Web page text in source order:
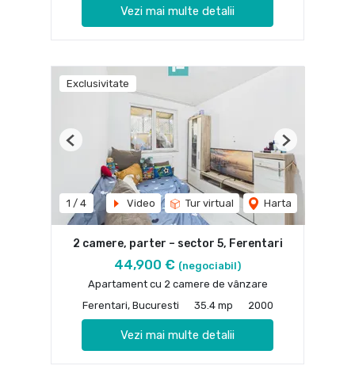
Vezi mai multe detalii
Exclusivitate
1 / 4 Video Tur virtual Harta
Previous Next
2 camere, parter – sector 5, Ferentari
44,900 € (negociabil)
Apartament cu 2 camere de vânzare
Ferentari, Bucuresti
35.4 mp 2000
Vezi mai multe detalii